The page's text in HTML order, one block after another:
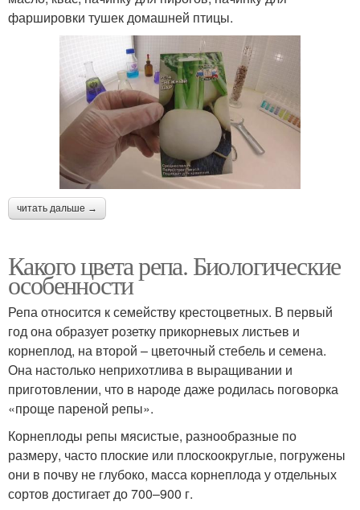
фаршировки тушек домашней птицы.
читать дальше →
Какого цвета репа. Биологические
особенности
Репа относится к семейству крестоцветных. В первый
год она образует розетку прикорневых листьев и
корнеплод, на второй – цветочный стебель и семена.
Она настолько неприхотлива в выращивании и
приготовлении, что в народе даже родилась поговорка
«проще пареной репы».
Корнеплоды репы мясистые, разнообразные по
размеру, часто плоские или плоскоокруглые, погружены
они в почву не глубоко, масса корнеплода у отдельных
сортов достигает до 700–900 г.